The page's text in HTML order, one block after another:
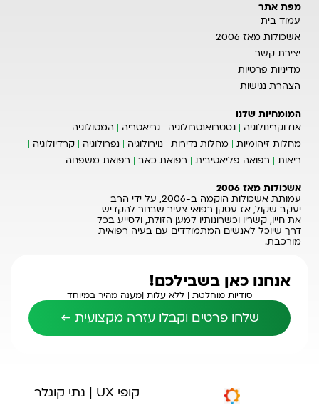
מפת אתר
עמוד בית
אשכולות מאז 2006
יצירת קשר
מדיניות פרטיות
הצהרת נגישות
המומחיות שלנו
אנדוקרינולוגיה
גסטרואנטרולוגיה גריאטריה
המטולוגיה
מחלות זיהומיות
מחלות נדירות נוירולוגיה נפרולוגיה
קרדיולוגיה
ריאות
רפואה פליאטיבית רפואת כאב רפואת משפחה
אשכולות מאז 2006
עמותת אשכולות הוקמה ב-2006, על ידי הרב
יעקב שקול, אז עסקן רפואי צעיר שבחר להקדיש
את חייו, קשריו וכשרונותיו למען הזולת, ולסייע בכל
דרך שיוכל לאנשים המתמודדים עם בעיה רפואית
מורכבת.
אנחנו כאן בשבילכם!
סודיות מוחלטת | ללא עלות |מענה מהיר במיוחד
שלחו פרטים וקבלו עזרה מקצועית ←
קופי UX | נתי קוגלר